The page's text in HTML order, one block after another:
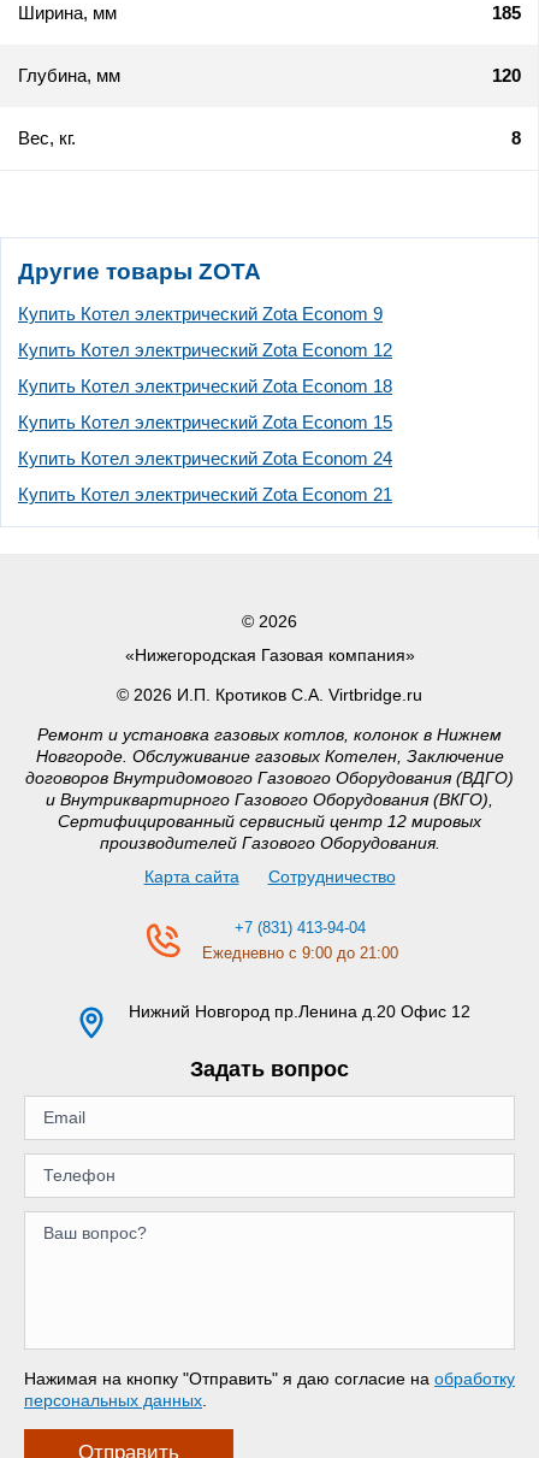
Ширина, мм 185
Глубина, мм 120
Вес, кг. 8
Другие товары ZOTA
Купить Котел электрический Zota Econom 9
Купить Котел электрический Zota Econom 12
Купить Котел электрический Zota Econom 18
Купить Котел электрический Zota Econom 15
Купить Котел электрический Zota Econom 24
Купить Котел электрический Zota Econom 21
© 2026
«Нижегородская Газовая компания»
© 2026 И.П. Кротиков С.А. Virtbridge.ru
Ремонт и установка газовых котлов, колонок в Нижнем
Новгороде. Обслуживание газовых Котелен, Заключение
договоров Внутридомового Газового Оборудования (ВДГО)
и Внутриквартирного Газового Оборудования (ВКГО),
Сертифицированный сервисный центр 12 мировых
производителей Газового Оборудования.
Карта сайта
Сотрудничество
+7 (831) 413-94-04
Ежедневно с 9:00 до 21:00
Нижний Новгород пр.Ленина д.20 Офис 12
Задать вопрос
Нажимая на кнопку "Отправить" я даю согласие на обработку
персональных данных
Отправить